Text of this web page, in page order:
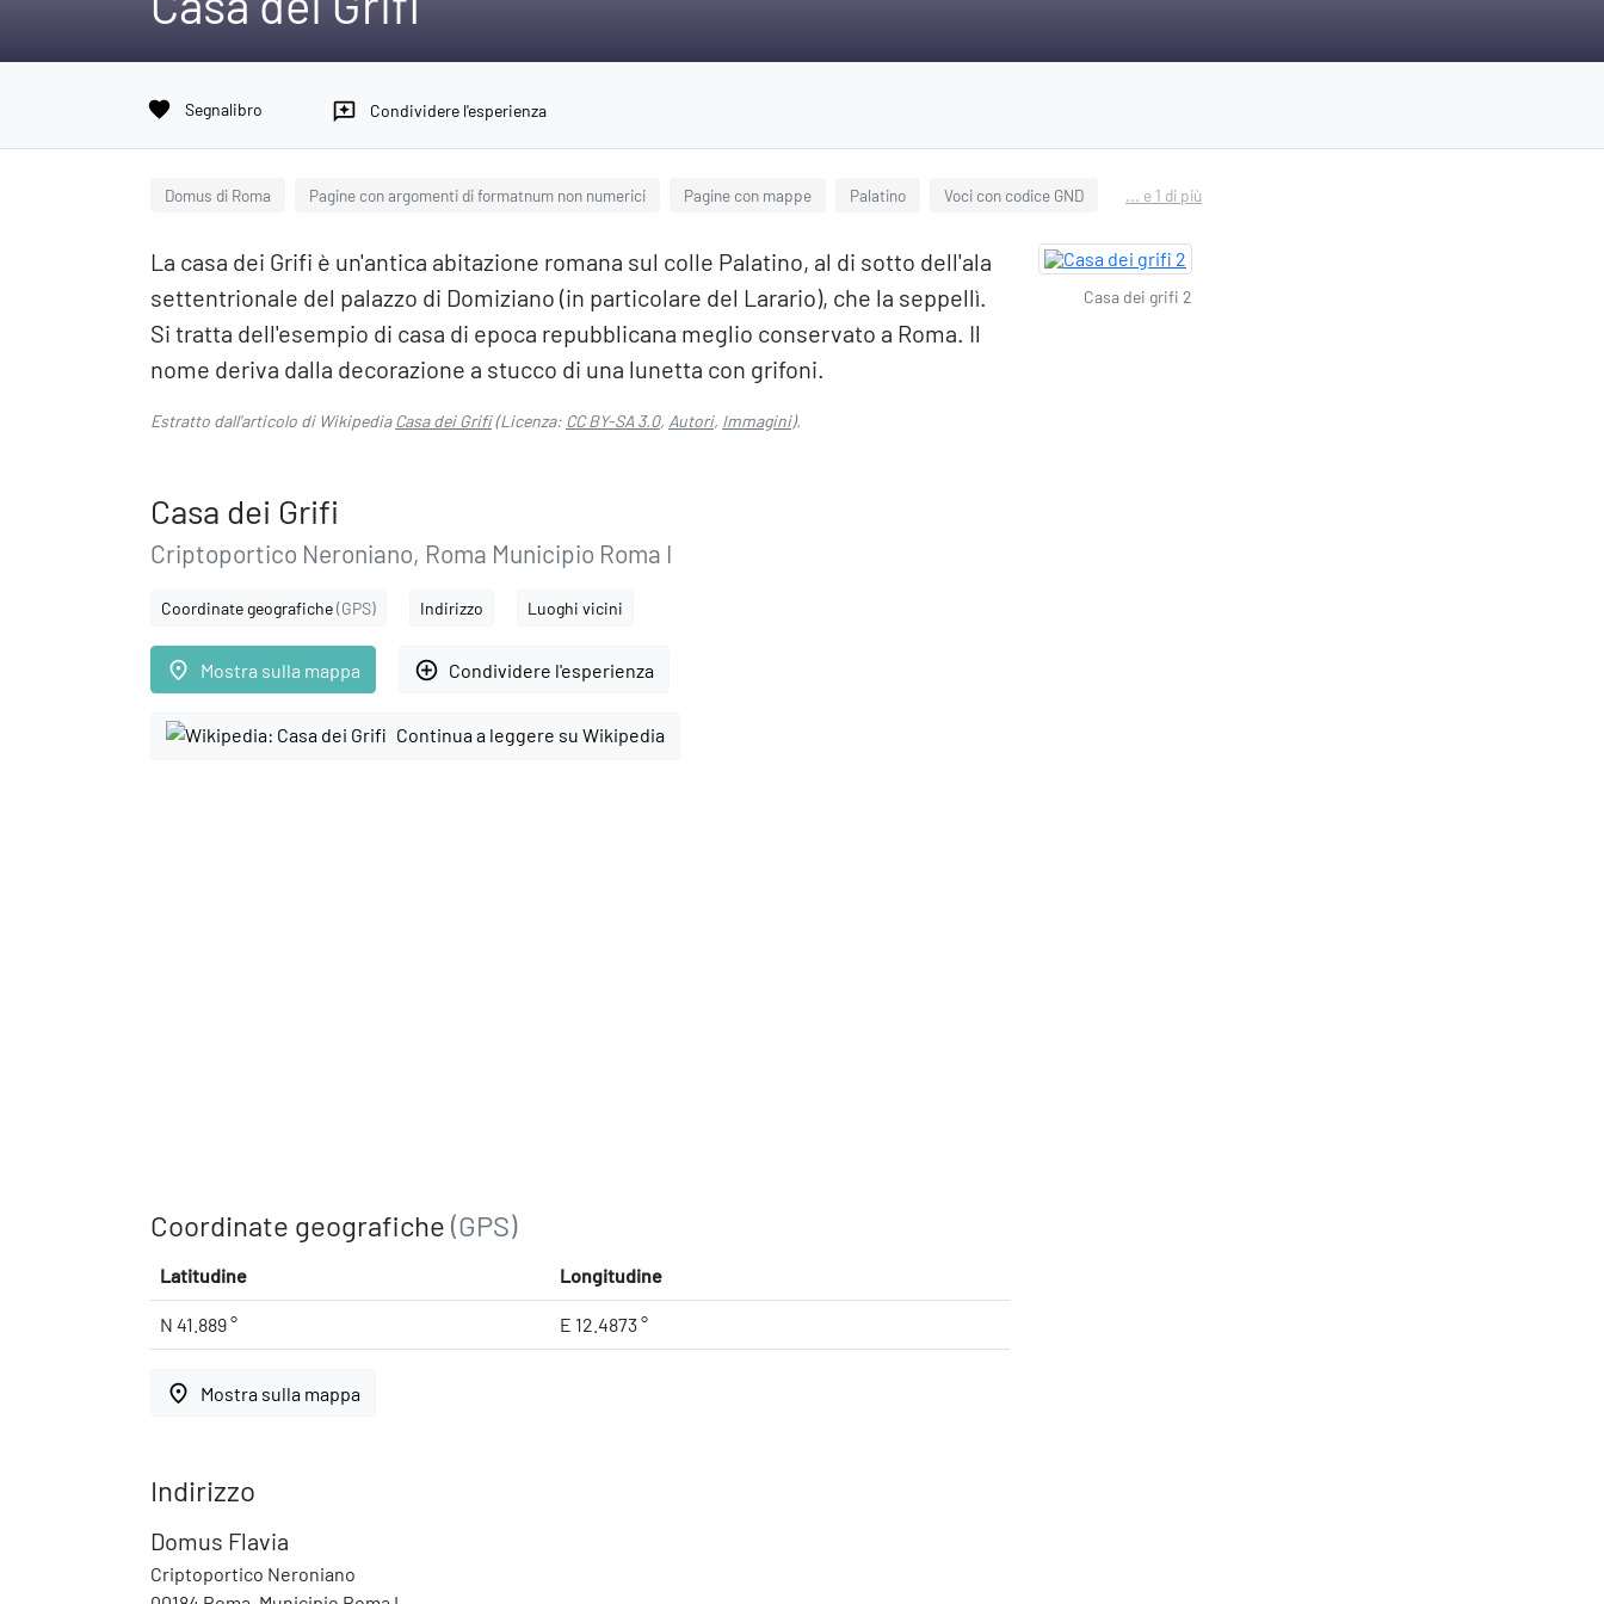
favorite Segnalibro reviews Condividere l'esperienza
Domus di Roma Pagine con argomenti di formatnum non numerici Pagine con mappe Palatino Voci con codice GND ... e 1 di più
La casa dei Grifi è un'antica abitazione romana sul colle Palatino, al di sotto dell'ala
settentrionale del palazzo di Domiziano (in particolare del Larario), che la seppellì.
Si tratta dell'esempio di casa di epoca repubblicana meglio conservato a Roma. Il
nome deriva dalla decorazione a stucco di una lunetta con grifoni.
Estratto dall'articolo di WikipediaCasa dei Grifi(Licenza: CC BY-SA 3.0, Autori, Immagini).
Casa dei Grifi
Criptoportico Neroniano, Roma Municipio Roma I
Coordinate geografiche(GPS) Indirizzo Luoghi vicini
place Mostra sulla mappa add_circle_outline Condividere l'esperienza
Continua a leggere su Wikipedia
Coordinate geografiche (GPS)
Latitudine Longitudine
N 41.889 ° E 12.4873 °
place Mostra sulla mappa
Indirizzo
Domus Flavia
Criptoportico Neroniano
Casa dei grifi 2